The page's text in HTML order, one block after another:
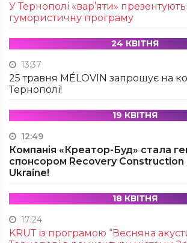
У Тернополі «вар’яти»
гумористичну програму
24 КВІТНЯ
13:37
25 травня MÉLOVIN запрошує на
Тернополі!
19 КВІТНЯ
12:49
Компанія «Креатор-Буд» стала
спонсором Recovery Construction
Ukraine!
18 КВІТНЯ
17:24
KRUТ із програмою “Весняна